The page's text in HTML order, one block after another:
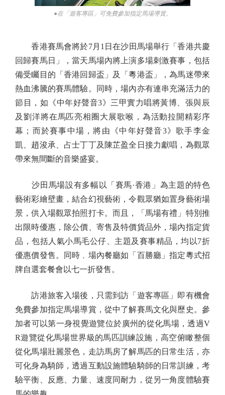
●在「遊客專區」可免費參加指定馬場導賞。
香港賽馬會將於7月1日在沙田馬場舉行「香港共慶
回歸賽馬日」，當天馬場內將上演多場刺激賽事，包括
備受矚目的「香港回歸盃」及「粵港盃」，為馬迷帶來
熱血沸騰的賽馬體驗。同時，場內亦有連串充滿活力的
節目，如《中年好聲音3》三甲實力唱將黃博、張與辰
及劉洋將在馬匹亮相圈大展歌喉，為活動拉開精彩序
幕；而於賽事中場，將由《中年好聲音3》歌手李金
凱、趙浚承、占士丁丁及陳芷盈全日接力獻唱，為觀眾
帶來無間斷的音樂盛宴。
沙田馬場設有多幅以「賽馬·香港」為主題的特色
藝術彩繪壁畫，結合幻視藝術，令觀眾猶如置身藝術場
景，供入場觀眾拍照打卡。而且，「馬場有禮」特別推
出限時優惠，除公價、寄售及特價貨品外，場內指定貨
品，包括人氣小馬毛公仔、主題及賽事精品，均以7折
優惠價發售。同時﹐場內餐廳如「百勝廳」指定粵式招
牌自選套餐會以七一折發售。
訪港旅客入場後，只需到訪「遊客專區」即有機會
免費參加指定馬場導賞，從中了解賽馬文化與歷史。參
加者可以第一身視覺遊覽位於廣州的從化馬場，透過V
R遊覽從化馬場世界級的馬匹訓練設施，高空俯瞰整個
從化馬場壯麗景色，走訪馬房了解馬匹的日常生活，亦
可化身為騎師，透過互動設施體驗騎師的日常訓練，考
驗平衡、反應、力量、速度同耐力，從另一角度體驗賽